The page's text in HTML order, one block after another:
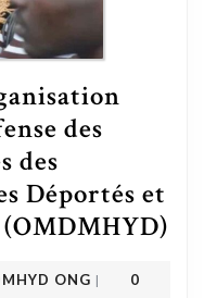
des
des
Déportés et
ONG |
0